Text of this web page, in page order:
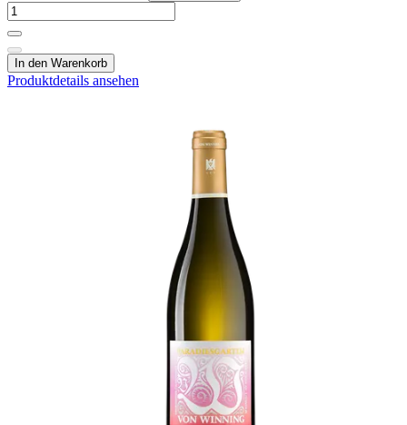
In den Warenkorb
Produktdetails ansehen